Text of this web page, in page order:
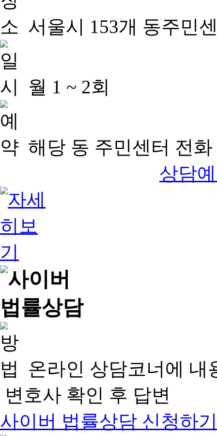
서울시 153개 동주민
월 1 ~ 2회
해당 동 주민센터 전
상담
온라인 상담코너에 내
변호사 확인 후 답변
사이버 법률상담 신청하기